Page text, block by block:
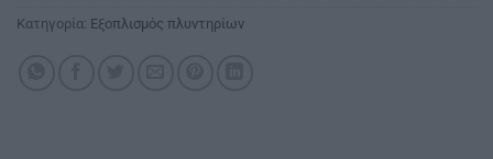
Κατηγορία: Εξοπλισμός πλυντηρίων